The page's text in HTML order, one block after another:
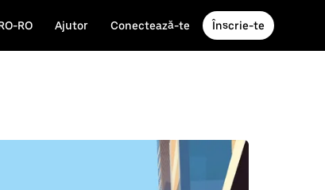
RO Ajutor Conectează-te Înscrie-te